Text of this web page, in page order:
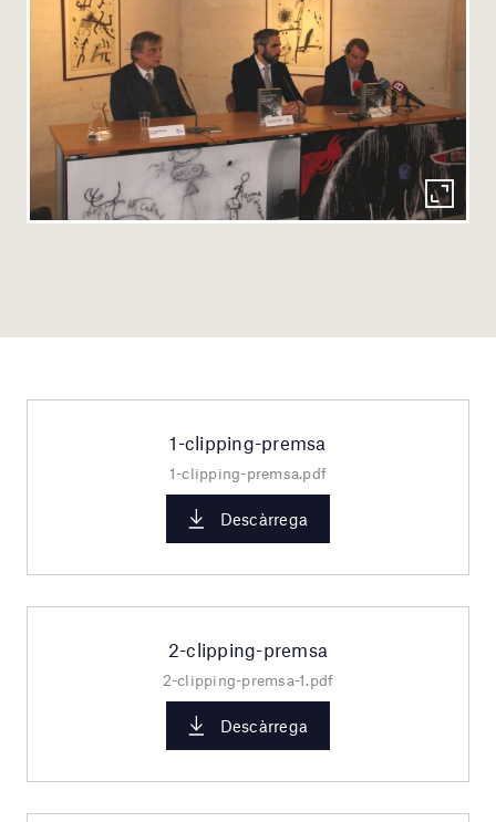
1-clipping-premsa
1-clipping-premsa.pdf
Descàrrega
2-clipping-premsa
2-clipping-premsa-1.pdf
Descàrrega